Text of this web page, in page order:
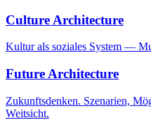
Culture Architecture
Kultur als soziales System —
Future Architecture
Zukunftsdenken. Szenarien,
Weitsicht.